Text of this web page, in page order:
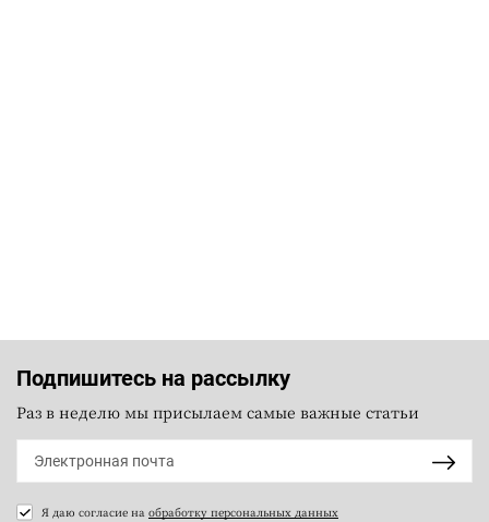
Подпишитесь на рассылку
Раз в неделю мы присылаем самые важные статьи
Я даю согласие на обработку персональных данных